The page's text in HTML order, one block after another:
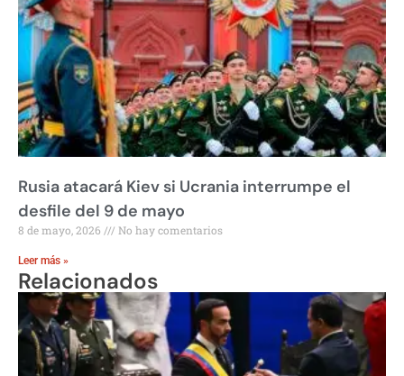
Rusia atacará Kiev si Ucrania interrumpe el
desfile del 9 de mayo
8 de mayo, 2026 No hay comentarios
Leer más »
Relacionados